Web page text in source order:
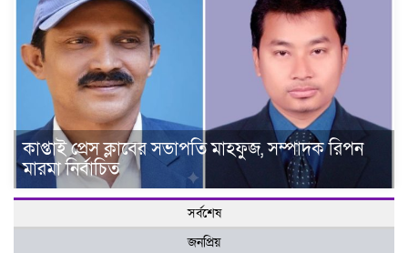
কাপ্তাই প্রেস ক্লাবের সভাপতি মাহফুজ, সম্পাদক রিপন
মারমা নির্বাচিত
সর্বশেষ
জনপ্রিয়